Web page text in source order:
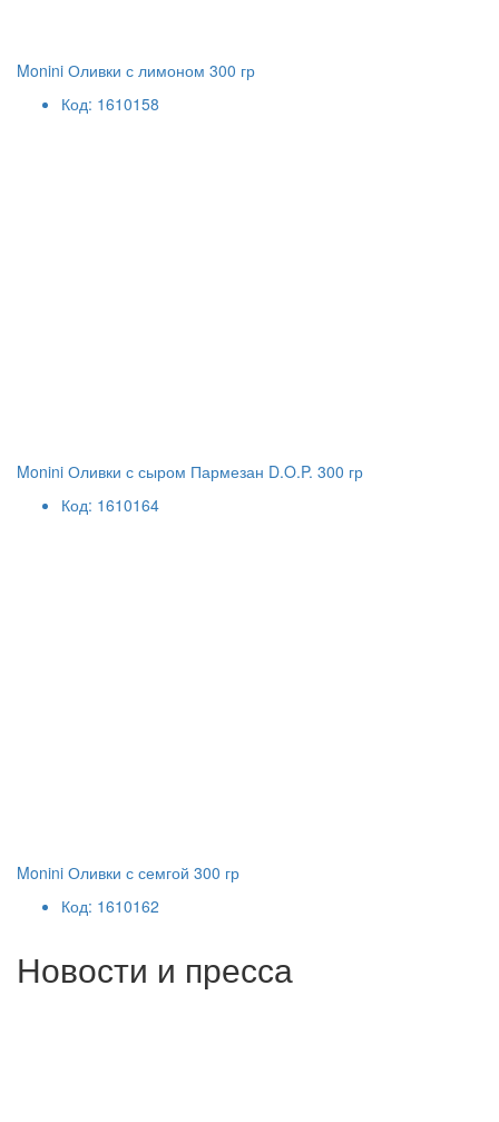
Monini Оливки с лимоном 300 гр
Код: 1610158
Monini Оливки с сыром Пармезан D.O.P. 300 гр
Код: 1610164
Monini Оливки с семгой 300 гр
Код: 1610162
Новости и пресса